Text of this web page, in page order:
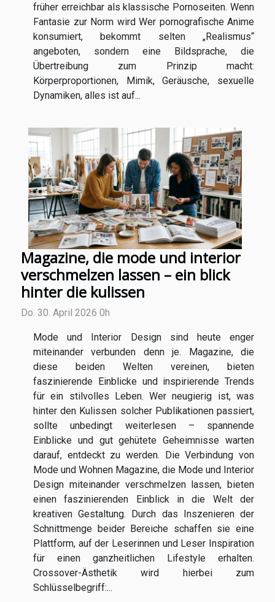
früher erreichbar als klassische Pornoseiten. Wenn
Fantasie zur Norm wird Wer pornografische Anime
konsumiert, bekommt selten „Realismus“
angeboten, sondern eine Bildsprache, die
Übertreibung zum Prinzip macht:
Körperproportionen, Mimik, Geräusche, sexuelle
Dynamiken, alles ist auf...
Magazine, die mode und interior
verschmelzen lassen – ein blick
hinter die kulissen
Do. 30. April 2026 0h
Mode und Interior Design sind heute enger
miteinander verbunden denn je. Magazine, die
diese beiden Welten vereinen, bieten
faszinierende Einblicke und inspirierende Trends
für ein stilvolles Leben. Wer neugierig ist, was
hinter den Kulissen solcher Publikationen passiert,
sollte unbedingt weiterlesen – spannende
Einblicke und gut gehütete Geheimnisse warten
darauf, entdeckt zu werden. Die Verbindung von
Mode und Wohnen Magazine, die Mode und Interior
Design miteinander verschmelzen lassen, bieten
einen faszinierenden Einblick in die Welt der
kreativen Gestaltung. Durch das Inszenieren der
Schnittmenge beider Bereiche schaffen sie eine
Plattform, auf der Leserinnen und Leser Inspiration
für einen ganzheitlichen Lifestyle erhalten.
Crossover-Ästhetik wird hierbei zum
Schlüsselbegriff:...